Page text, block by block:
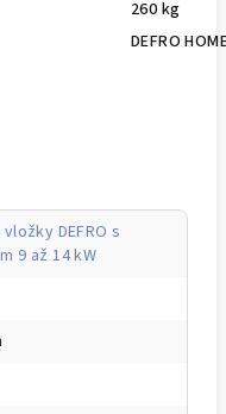
260 kg
DEFRO
DEFRO s
9 až 14 kW